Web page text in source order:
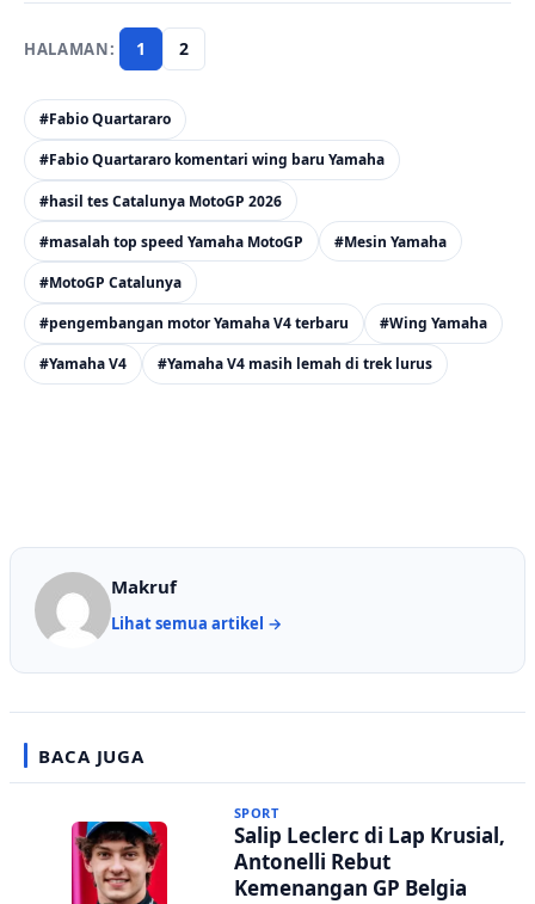
1 2
#Fabio Quartararo
#Fabio Quartararo komentari wing baru Yamaha
#hasil tes Catalunya MotoGP 2026
#masalah top speed Yamaha MotoGP #Mesin Yamaha
#MotoGP Catalunya
#pengembangan motor Yamaha V4 terbaru #Wing Yamaha
#Yamaha V4 #Yamaha V4 masih lemah di trek lurus
Makruf
Lihat semua artikel →
BACA JUGA
SPORT
Salip Leclerc di Lap Krusial,
Antonelli Rebut
Kemenangan GP Belgia